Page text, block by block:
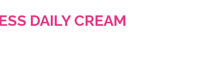
DAILY CREAM